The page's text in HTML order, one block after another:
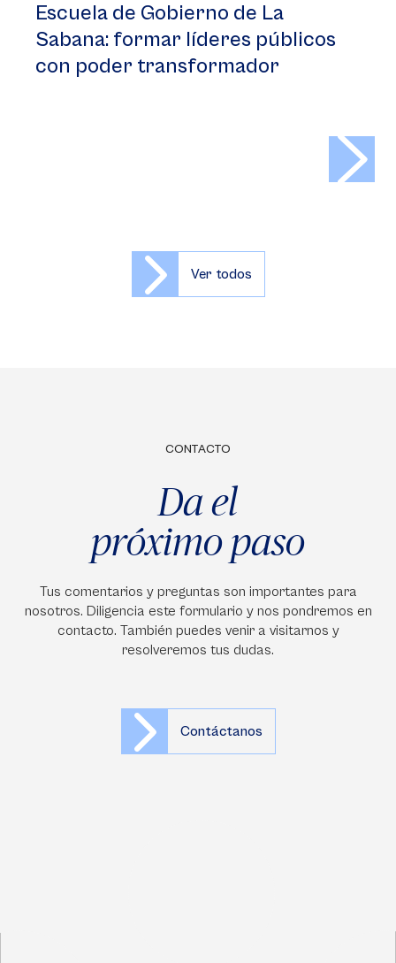
Escuela de Gobierno de La
Sabana: formar líderes públicos
con poder transformador
Ver todos
CONTACTO
Da el
próximo paso
Tus comentarios y preguntas son importantes para
nosotros. Diligencia este formulario y nos pondremos en
contacto. También puedes venir a visitarnos y
resolveremos tus dudas.
Contáctanos